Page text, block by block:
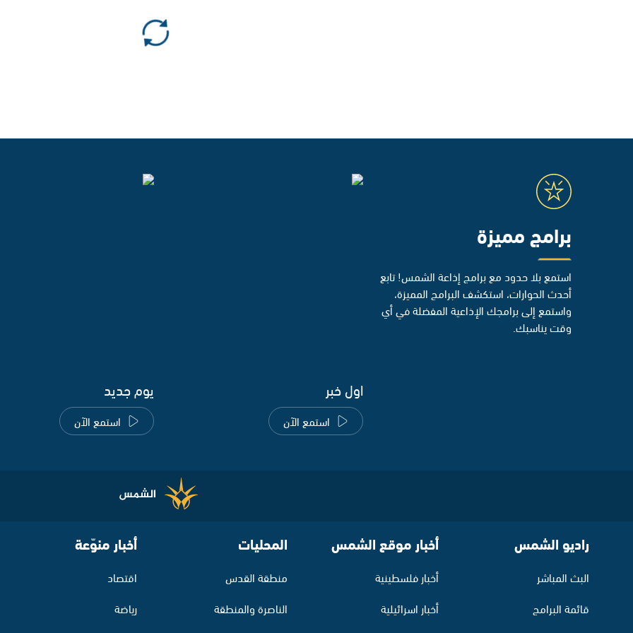
برامج مميزة
استمع بلا حدود مع برامج إذاعة الشمس! تابع
أحدث الحوارات، استكشف البرامج المميزة،
واستمع إلى برامجك الإذاعية المفضلة في أي
وقت يناسبك.
اول خبر
استمع الآن
يوم جديد
استمع الآن
راديو الشمس
البث المباشر
قائمة البرامج
أخبار موقع الشمس
أخبار فلسطينية
أخبار اسرائيلية
المحليات
منطقة القدس
الناصرة والمنطقة
أخبار منوّعة
اقتصاد
رياضة